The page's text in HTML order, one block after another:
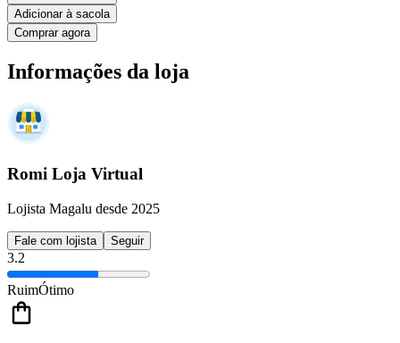
Adicionar à sacola
Comprar agora
Informações da loja
Romi Loja Virtual
Lojista Magalu desde 2025
Fale com lojista Seguir
3.2
RuimÓtimo